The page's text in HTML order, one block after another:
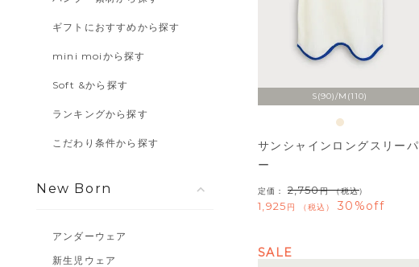
ギフトにおすすめから探す
mini moiから探す
Soft &から探す
ランキングから探す
こだわり条件から探す
New Born
アンダーウェア
新生児ウェア
S(90)/M(110)
サンシャインロングスリーパ
ー
定価： 2,750 （税込）
1,925 税込 30%off
SALE